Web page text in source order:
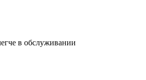
в обслуживании